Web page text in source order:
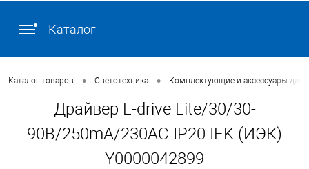
Каталог
Каталог товаров • Светотехника • Комплектующие и аксессуары для
Драйвер L-drive Lite/30/30-
90В/250mA/230AC IP20 IEK (ИЭК)
Y0000042899